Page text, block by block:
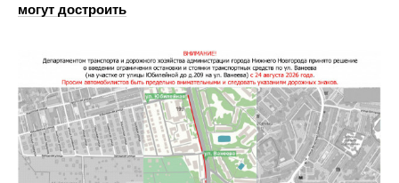
могут достроить